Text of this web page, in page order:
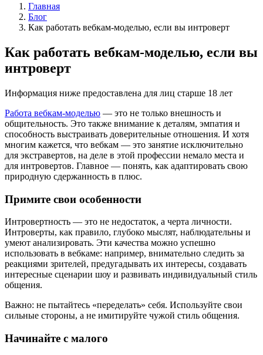
Главная
Блог
Как работать вебкам-моделью, если вы интроверт
Как работать вебкам-моделью, если вы
интроверт
Информация ниже предоставлена для лиц старше 18 лет
Работа вебкам-моделью — это не только внешность и
общительность. Это также внимание к деталям, эмпатия и
способность выстраивать доверительные отношения. И хотя
многим кажется, что вебкам — это занятие исключительно
для экстравертов, на деле в этой профессии немало места и
для интровертов. Главное — понять, как адаптировать свою
природную сдержанность в плюс.
Примите свои особенности
Интровертность — это не недостаток, а черта личности.
Интроверты, как правило, глубоко мыслят, наблюдательны и
умеют анализировать. Эти качества можно успешно
использовать в вебкаме: например, внимательно следить за
реакциями зрителей, предугадывать их интересы, создавать
интересные сценарии шоу и развивать индивидуальный стиль
общения.
Важно: не пытайтесь «переделать» себя. Используйте свои
сильные стороны, а не имитируйте чужой стиль общения.
Начинайте с малого